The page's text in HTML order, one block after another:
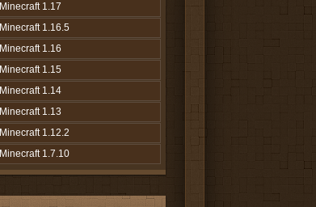
Minecraft 1.17
Minecraft 1.16.5
Minecraft 1.16
Minecraft 1.15
Minecraft 1.14
Minecraft 1.13
Minecraft 1.12.2
Minecraft 1.7.10